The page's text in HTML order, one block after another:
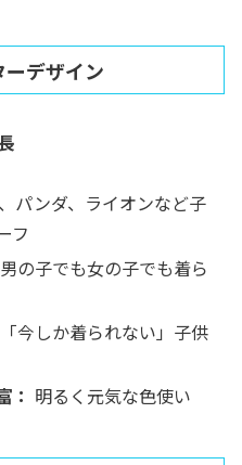
デザイン
パンダ、ライオンなど子
フ
男の子でも女の子でも着ら
「今しか着られない」子供
： 明るく元気な色使い